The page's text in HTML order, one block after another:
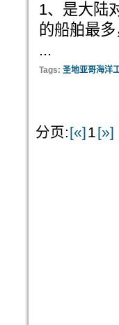
1、是大陆
的船舶最
...
Tags: 圣地亚哥海洋
分页:[«]1[»]